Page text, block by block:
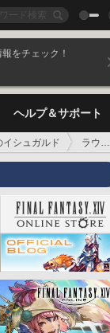
をチェック！
ヘルプ＆サポート
イシュガルド ラウバーンを追って